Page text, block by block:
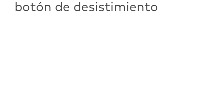
botón de desistimiento